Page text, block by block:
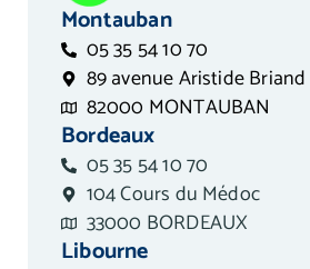
Montauban
05 35 54 10 70
89 avenue Aristide Briand
82000 MONTAUBAN
Bordeaux
05 35 54 10 70
104 Cours du Médoc
33000 BORDEAUX
Libourne